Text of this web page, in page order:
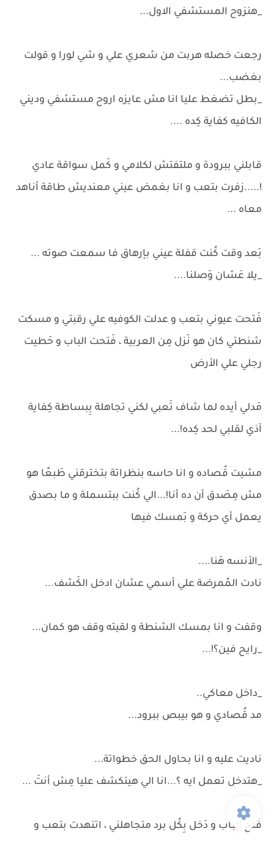
_هنزوح المستشفي الاول...
رجعت خصله هربت من شعري علي و شي لورا و قولت
بغضب...
_بطل تضغط عليا انا مش عايزه اروح مستشفي وديني
الكافيه كفاية كِده ....
قابلني ببرودة و ملتفتش لكلامي و كَمل سواقة عادي
!.....زفرت بتعب و انا بغمض عيني معنديش طاقة أناهد
معاه ...
بَعد وقت كُنت قفلة عيني بإرهاق فا سمعت صوته ...
_يلا عَشان وَصلنا....
فَتحت عيوني بتعب و عدلت الكوفيه علي رقبتي و مسكت
شنطتي كان هو نَزل مِن العربية ، فَتحت الباب و حَطيت
رجلي علي الأرض
مَدلي أيده لما شاف تَعبي لكني تجاهلة بِبساطة كِفاية
آذي لقلبي لحد كِده!...
مشيت قُصاده و انا حاسه بنظراتة بتخترقني طَبعًا هو
مش مِصَدق أن ده أنا!...الي كُنت ببتسملة و ما بصدق
يعمل أي حركة و بَمسك فيها
_الأنسه هَنا....
نادت المُمرضة علي أسمي عشان ادخل الكَشف...
وقفت و انا بمسك الشنطة و لقيته وقف هو كمان...
_رايح فين؟!...
_داخل معاكي..
مد قُصادي و هو بيبص ببرود...
ناديت عليه و انا بحاول الحق خطواتة...
_هتدخل تعمل ايه ؟...انا الي هيتكشف عليا مِش أنتَ ...
فَتح الباب و دَخل بِكُل برد متجاهلني ، اتنهدت بتعب و